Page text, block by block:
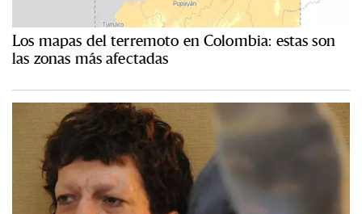
Los mapas del terremoto en Colombia: estas son
las zonas más afectadas